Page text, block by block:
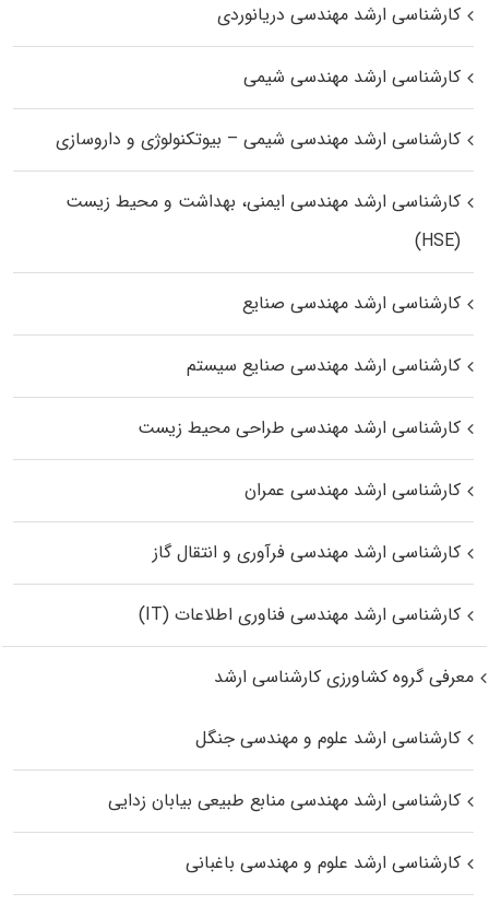
کارشناسی ارشد مهندسی دریانوردی
کارشناسی ارشد مهندسی شیمی
کارشناسی ارشد مهندسی شیمی – بیوتکنولوژی و داروسازی
کارشناسی ارشد مهندسی ایمنی، بهداشت و محیط زیست
(HSE)
کارشناسی ارشد مهندسی صنایع
کارشناسی ارشد مهندسی صنایع سیستم
کارشناسی ارشد مهندسی طراحی محیط زیست
کارشناسی ارشد مهندسی عمران
کارشناسی ارشد مهندسی فرآوری و انتقال گاز
کارشناسی ارشد مهندسی فناوری اطلاعات (IT)
معرفی گروه کشاورزی کارشناسی ارشد
کارشناسی ارشد علوم و مهندسی جنگل
کارشناسی ارشد مهندسی منابع طبیعی بیابان زدایی
کارشناسی ارشد علوم و مهندسی باغبانی